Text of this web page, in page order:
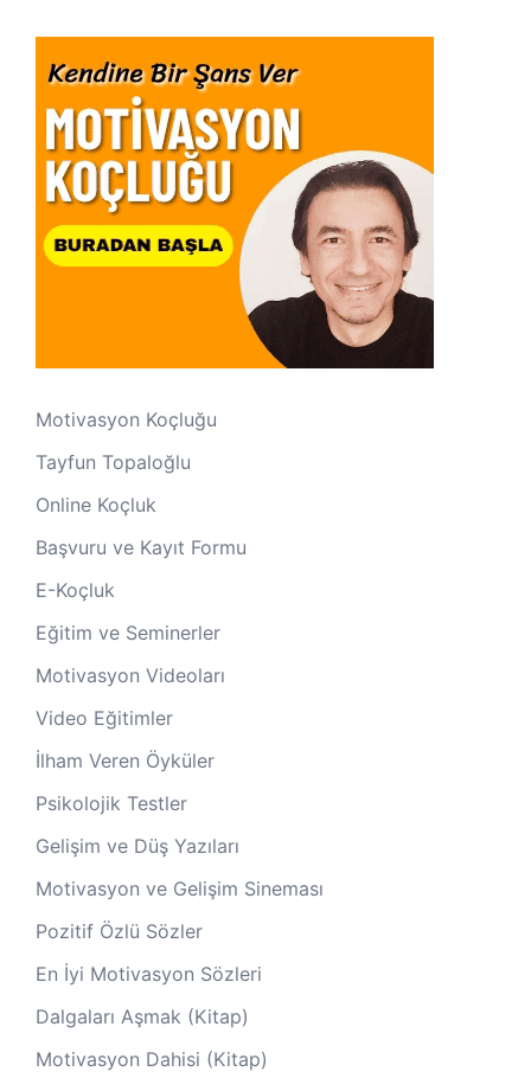
Motivasyon Koçluğu
Tayfun Topaloğlu
Online Koçluk
Başvuru ve Kayıt Formu
E-Koçluk
Eğitim ve Seminerler
Motivasyon Videoları
Video Eğitimler
İlham Veren Öyküler
Psikolojik Testler
Gelişim ve Düş Yazıları
Motivasyon ve Gelişim Sineması
Pozitif Özlü Sözler
En İyi Motivasyon Sözleri
Dalgaları Aşmak (Kitap)
Motivasyon Dahisi (Kitap)